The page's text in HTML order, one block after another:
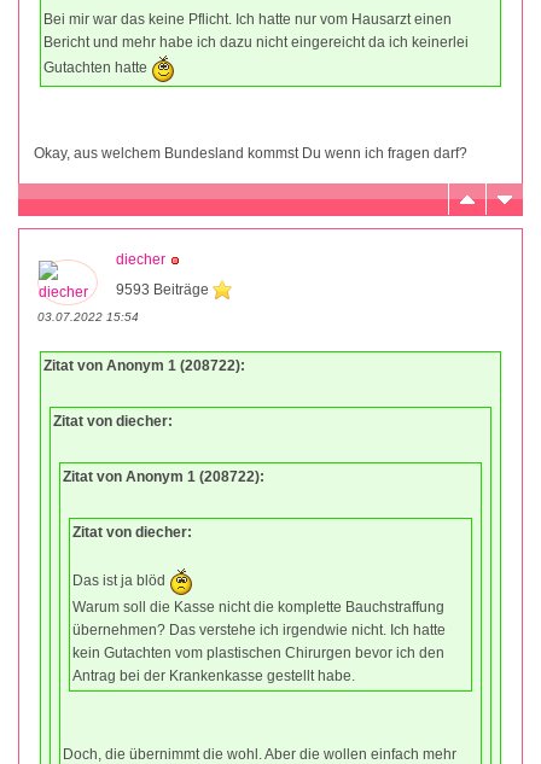
Bei mir war das keine Pflicht. Ich hatte nur vom Hausarzt einen
Bericht und mehr habe ich dazu nicht eingereicht da ich keinerlei
Gutachten hatte
Okay, aus welchem Bundesland kommst Du wenn ich fragen darf?
diecher
9593 Beiträge
03.07.2022 15:54
Zitat von Anonym 1 (208722):
Zitat von diecher:
Zitat von Anonym 1 (208722):
Zitat von diecher:
Das ist ja blöd
Warum soll die Kasse nicht die komplette Bauchstraffung
übernehmen? Das verstehe ich irgendwie nicht. Ich hatte
kein Gutachten vom plastischen Chirurgen bevor ich den
Antrag bei der Krankenkasse gestellt habe.
Doch, die übernimmt die wohl. Aber die wollen einfach mehr